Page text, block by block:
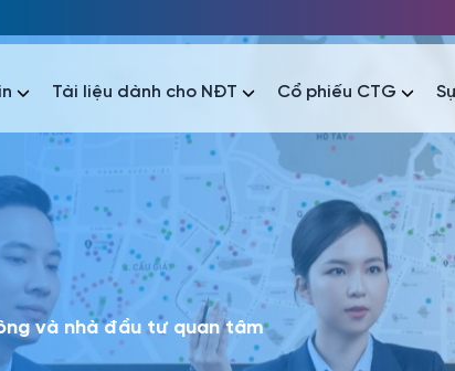
chính Thông tin giao dịch Công bố thông tin Sự
Tài liệu dành cho NĐT Cổ phiếu CTG
Thông tin giao dịch Công bố thông tin
và nhà đầu tư quan tâm